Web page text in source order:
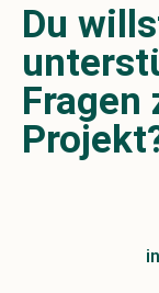
Du
Fragen